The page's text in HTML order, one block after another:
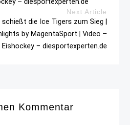
Next Article
die Ice Tigers zum Sieg |
by MagentaSport | Video –
Eishockey – diesportexperten.de
Kommentar